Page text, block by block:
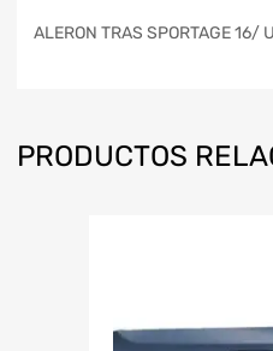
ALERON TRAS SPORTAGE 16/
PRODUCTOS